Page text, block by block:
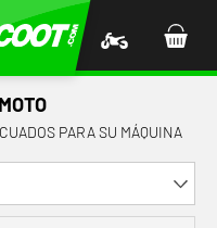
PARA SU MÁQUINA